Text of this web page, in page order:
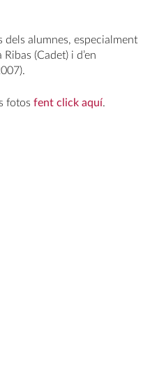
dels alumnes, especialment
(Cadet) i d’en
fotos fent click aquí.